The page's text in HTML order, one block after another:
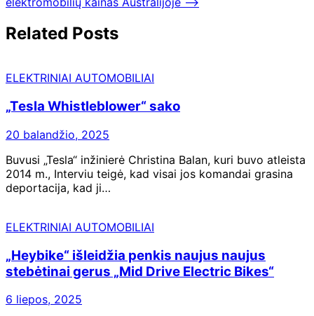
Related Posts
ELEKTRINIAI AUTOMOBILIAI
„Tesla Whistleblower“ sako
20 balandžio, 2025
Buvusi „Tesla“ inžinierė Christina Balan, kuri buvo atleista
2014 m., Interviu teigė, kad visai jos komandai grasina
deportacija, kad ji…
ELEKTRINIAI AUTOMOBILIAI
„Heybike“ išleidžia penkis naujus naujus
stebėtinai gerus „Mid Drive Electric Bikes“
6 liepos, 2025